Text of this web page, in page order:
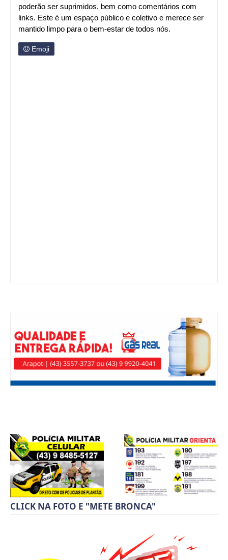
poderão ser suprimidos, bem como comentários com
links. Este é um espaço público e coletivo e merece ser
mantido limpo para o bem-estar de todos nós.
Emoji
CLICK NA FOTO E "METE BRONCA"